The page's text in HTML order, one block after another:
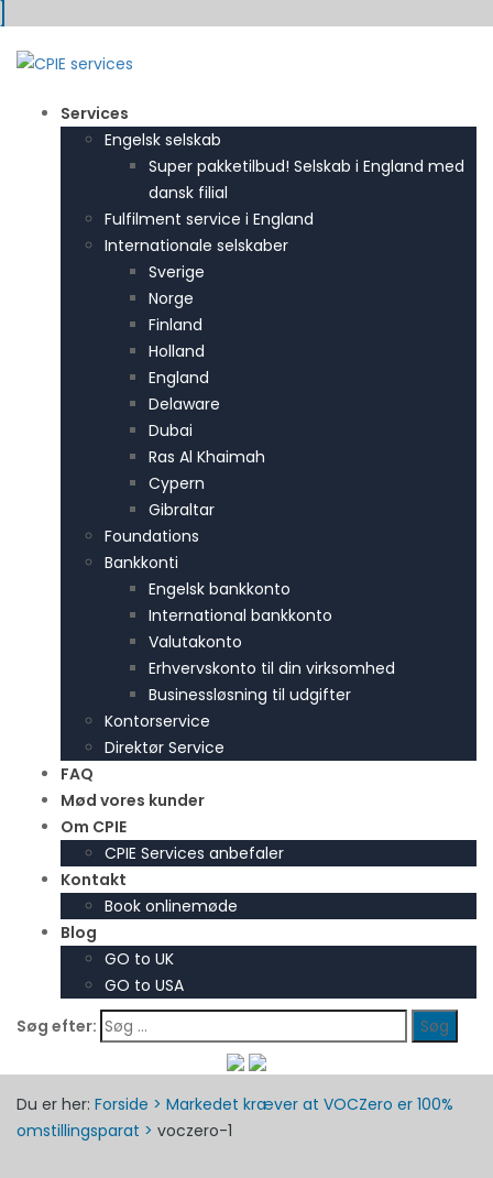
Services
Engelsk selskab
Super pakketilbud! Selskab i England med
dansk filial
Fulfilment service i England
Internationale selskaber
Sverige
Norge
Finland
Holland
England
Delaware
Dubai
Ras Al Khaimah
Cypern
Gibraltar
Foundations
Bankkonti
Engelsk bankkonto
International bankkonto
Valutakonto
Erhvervskonto til din virksomhed
Businessløsning til udgifter
Kontorservice
Direktør Service
FAQ
Mød vores kunder
Om CPIE
CPIE Services anbefaler
Kontakt
Book onlinemøde
Blog
GO to UK
GO to USA
Søg efter:
Du er her: Forside > Markedet kræver at VOCZero er 100%
omstillingsparat > voczero-1